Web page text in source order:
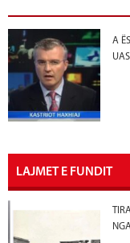
A
LAJMET E FUNDIT